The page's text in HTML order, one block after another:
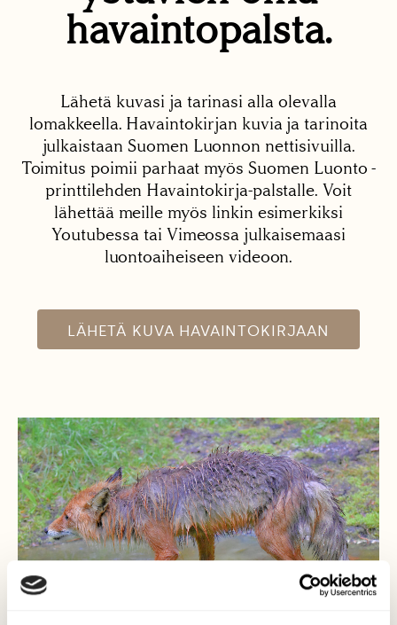
havaintopalsta.
Lähetä kuvasi ja tarinasi alla olevalla
lomakkeella. Havaintokirjan kuvia ja tarinoita
julkaistaan Suomen Luonnon nettisivuilla.
Toimitus poimii parhaat myös Suomen Luonto -
printtilehden Havaintokirja-palstalle. Voit
lähettää meille myös linkin esimerkiksi
Youtubessa tai Vimeossa julkaisemaasi
luontoaiheiseen videoon.
LÄHETÄ KUVA HAVAINTOKIRJAAN